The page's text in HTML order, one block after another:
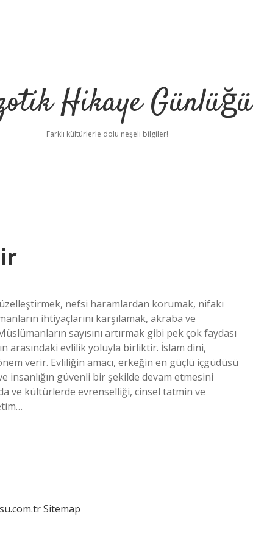
Hikaye Günlüğü
Farklı kültürlerle dolu neşeli bilgiler!
nefsi haramlardan korumak, nifakı
ihtiyaçlarını karşılamak, akraba ve
sayısını artırmak gibi pek çok faydası
arasındaki evlilik yoluyla birliktir. İslam dini,
verir. Evliliğin amacı, erkeğin en güçlü içgüdüsü
güvenli bir şekilde devam etmesini
ve kültürlerde evrenselliği, cinsel tatmin ve
Sitemap